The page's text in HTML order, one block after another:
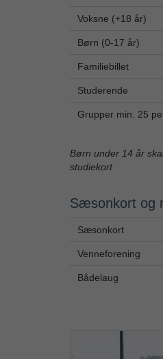
Voksne (+18 år)
Børn (0-17 år)
Familiebillet
Studerende
Grupper min. 25
Børn under 14 år
studiekort
Sæsonkort og
Sæsonkort
Venneforening
Bådelaug